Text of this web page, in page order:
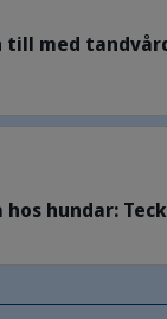
till med
hundar:
av kontroll hos